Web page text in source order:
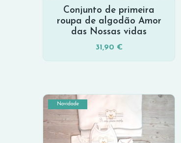
Conjunto de primeira
roupa de algodão Amor
das Nossas vidas
31,90 €
Novidade